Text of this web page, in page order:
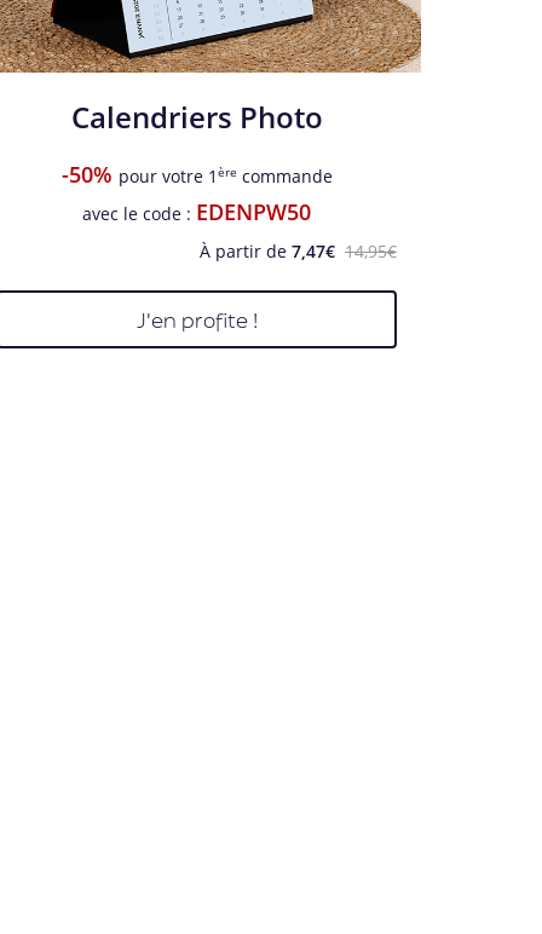
Calendriers Photo
-50% pour votre 1 ère commande
avec le code : EDENPW50
À partir de 7,47€ 14,95€
J'en profite !